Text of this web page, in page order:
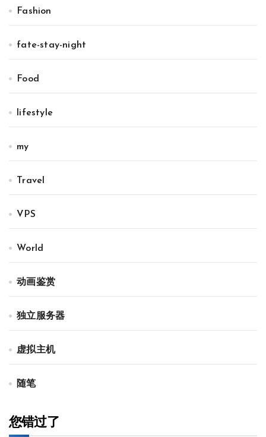
Fashion
fate-stay-night
Food
lifestyle
my
Travel
VPS
World
动画鉴赏
独立服务器
虚拟主机
随笔
您错过了